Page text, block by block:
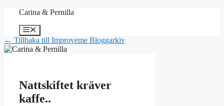
Hoppa
innehåll
Carina & Pernilla
Meny
← Tillbaka till Improveme Bloggarkiv
Nattskiftet kräver
kaffe..